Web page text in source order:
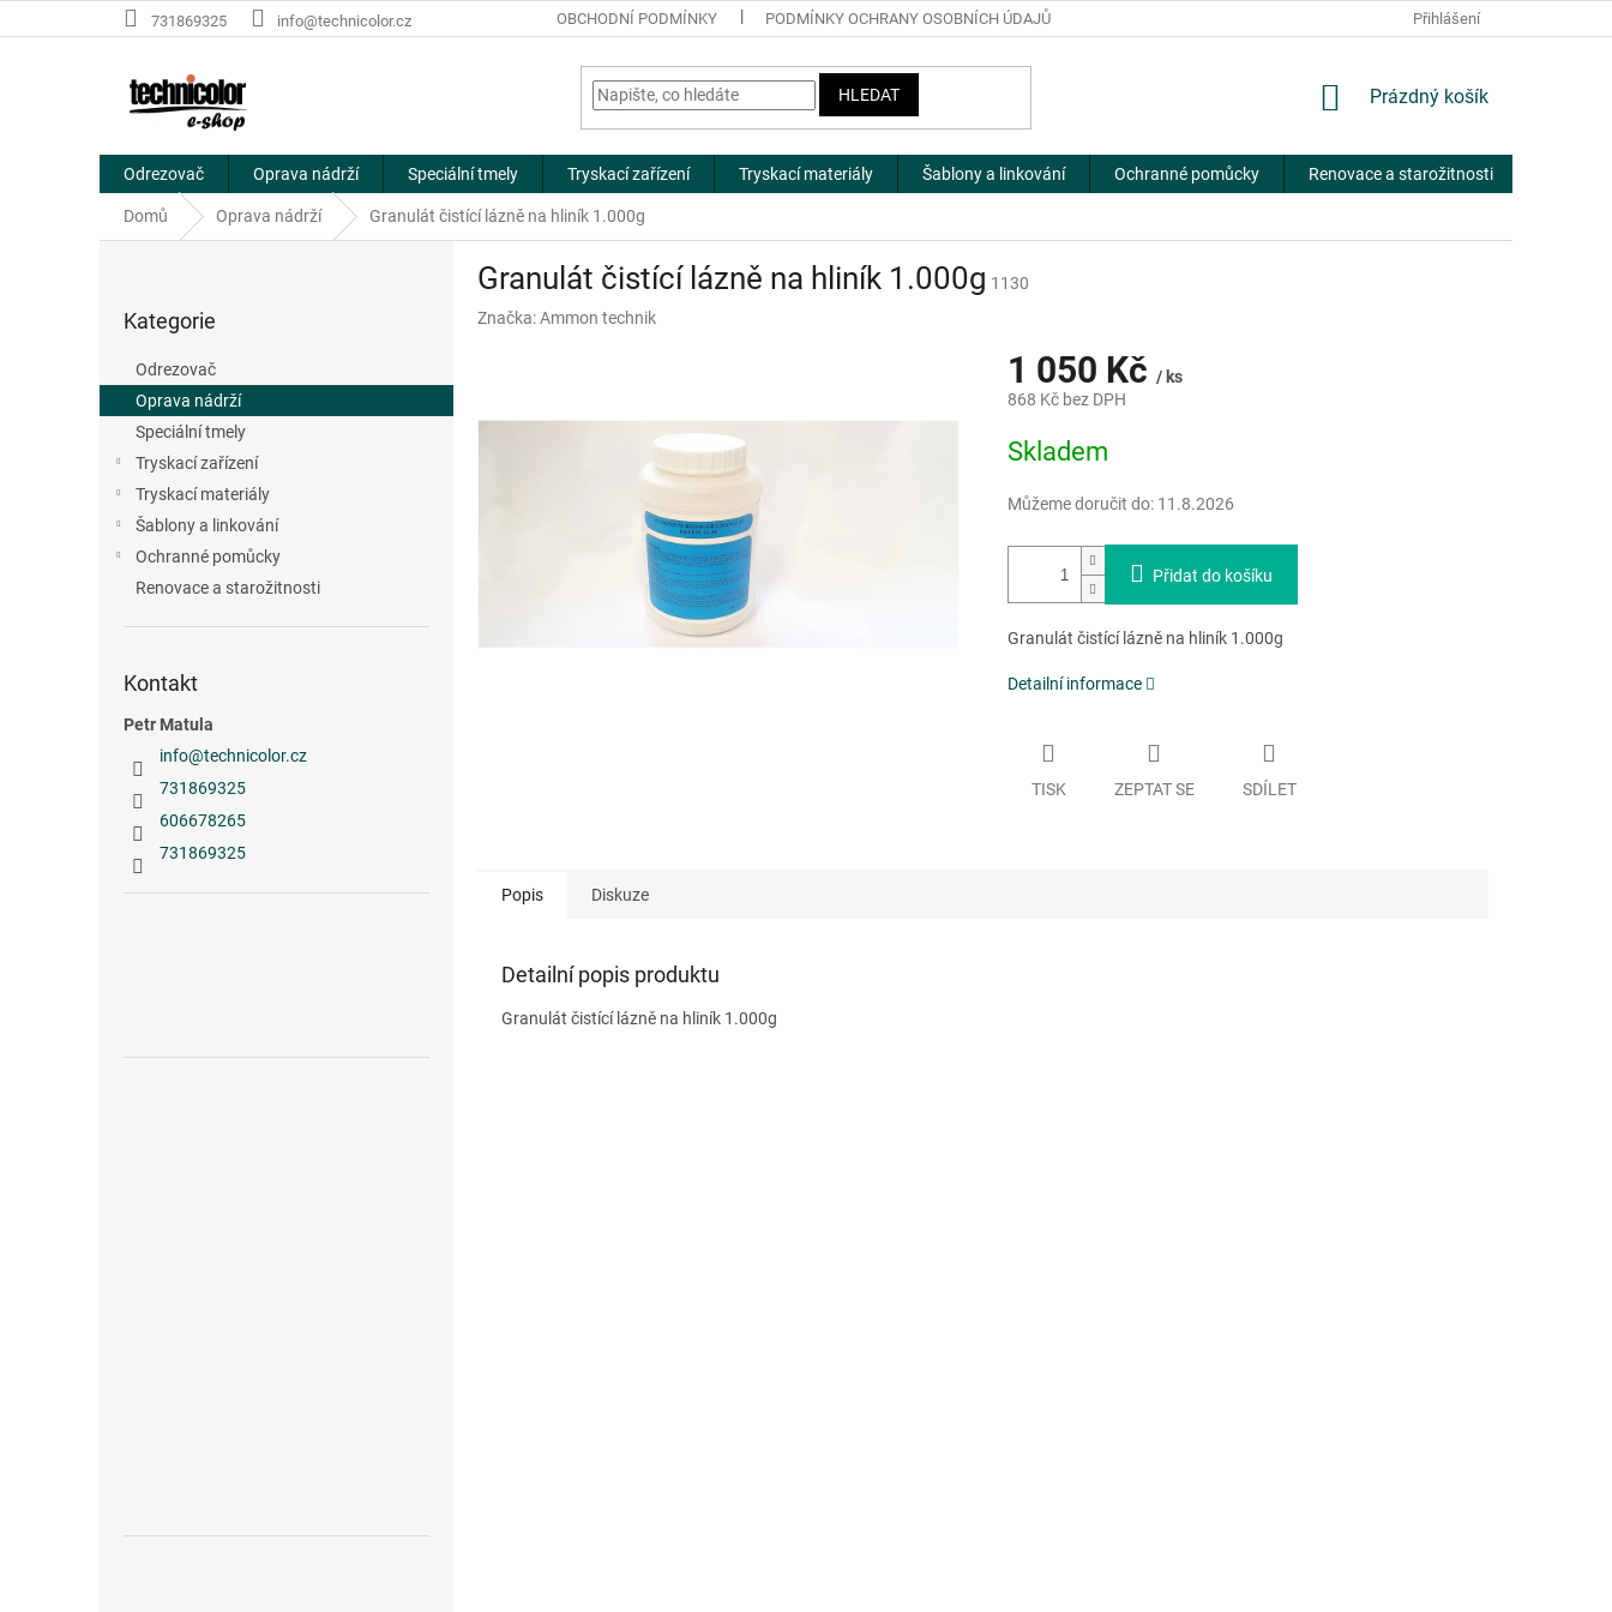
na
731869325 info@technicolor.cz OBCHODNÍ PODMÍNKY PODMÍNKY OCHRANY OSOBNÍCH ÚDAJŮ Přihlášení
HLEDAT
NÁKUPNÍ
Prázdný košík
Odrezovač Oprava nádrží Speciální tmely Tryskací zařízení Tryskací materiály Šablony a linkování Ochranné pomůcky Renovace a starožitnosti
Domů Oprava nádrží Granulát čistící lázně na hliník 1.000g
a
n
kategorie
Kategorie
Odrezovač
Oprava nádrží
Speciální tmely
Tryskací zařízení
Tryskací materiály
Šablony a linkování
Ochranné pomůcky
Renovace a starožitnosti
Kontakt
Petr Matula
info@technicolor.cz
731869325
606678265
731869325
Granulát čistící lázně na hliník 1.000g 1130
Značka:Ammon technik
1 050 Kč / ks
868 Kč bez DPH
cena:
Skladem
Můžeme doručit do: 11.8.2026
Přidat do košíku
Granulát čistící lázně na hliník 1.000g
Detailní informace
TISK ZEPTAT SE SDÍLET
Popis Diskuze
Detailní popis produktu
Granulát čistící lázně na hliník 1.000g